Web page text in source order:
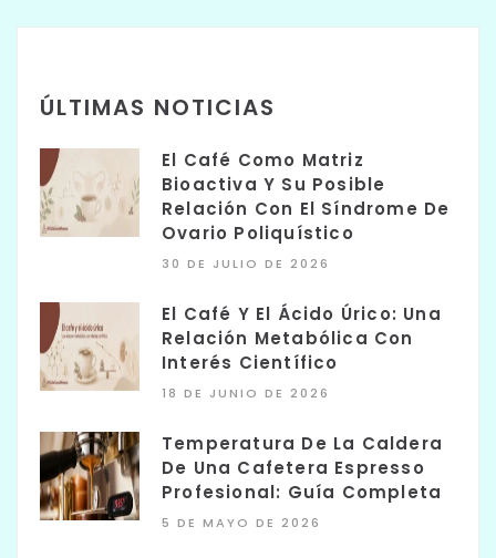
ÚLTIMAS NOTICIAS
El Café Como Matriz
Bioactiva Y Su Posible
Relación Con El Síndrome De
Ovario Poliquístico
30 DE JULIO DE 2026
El Café Y El Ácido Úrico: Una
Relación Metabólica Con
Interés Científico
18 DE JUNIO DE 2026
Temperatura De La Caldera
De Una Cafetera Espresso
Profesional: Guía Completa
5 DE MAYO DE 2026